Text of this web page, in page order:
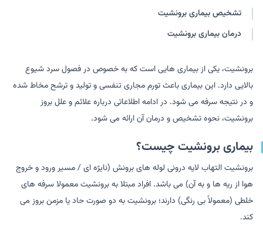
تشخیص بیماری برونشیت
درمان بیماری برونشیت
برونشیت، یکی از بیماری هایی است که به خصوص در فصول سرد شیوع
بالایی دارد. این بیماری باعث تورم مجاری تنفسی و تولید و ترشح مخاط شده
و در نتیجه سرفه می شود. در ادامه اطلاعاتی درباره علائم و علل بروز
برونشیت، نحوه تشخیص و درمان آن ارائه می شود.
بیماری برونشیت چیست؟
برونشیت التهاب لایه درونی لوله های برونش (نایژه ای / مسیر ورود و خروج
هوا از ریه ها و به آن) می باشد. افراد مبتلا به برونشیت معمولا سرفه های
خلطی (معمولاً بی رنگی) دارند؛ برونشیت به دو صورت حاد یا مزمن بروز می
کند.